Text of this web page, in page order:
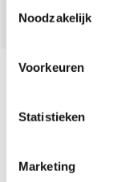
en de
Noodzakelijk
Voorkeuren
Statistieken
Marketing
Online